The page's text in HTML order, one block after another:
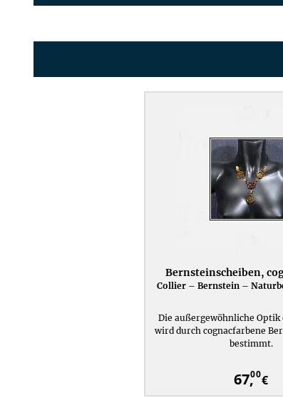
Bernsteinscheiben,
Collier – Bernstein –
Die außergewöhnliche Optik
wird durch cognacfarbene
bestimmt.
67,00€